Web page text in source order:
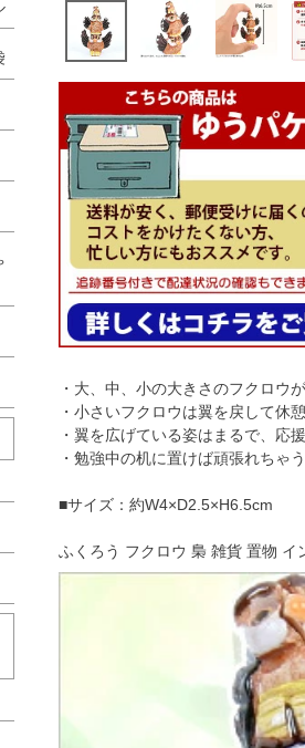
・大、中、小の大きさのフクロウ
・小さいフクロウは翼を戻して休
・翼を広げている姿はまるで、応
・勉強中の机に置けば頑張れちゃ
■サイズ：約W4×D2.5×H6.5cm
ふくろう フクロウ 梟 雑貨 置物 イ